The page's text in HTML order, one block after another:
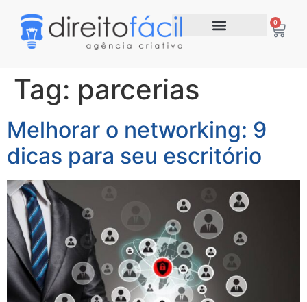
0
Tag: parcerias
Melhorar o networking: 9
dicas para seu escritório